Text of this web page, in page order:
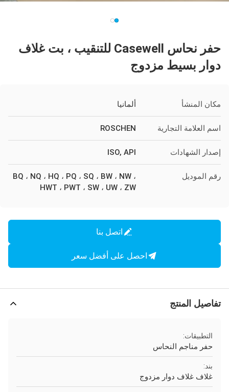
حفر نحاس Casewell للتنقيب ، بت غلاف
دوار بسيط مزدوج
مكان المنشأ ألمانيا
اسم العلامة التجارية ROSCHEN
إصدار الشهادات ISO, API
رقم الموديل
BQ ، NQ ، HQ ، PQ ، SQ ، BW ، NW ،
HWT ، PWT ، SW ، UW ، ZW
اتصل بنا
احصل على أفضل سعر
تفاصيل المنتج
التطبيقات:
حفر مناجم النحاس
بند:
غلاف غلاف دوار مزدوج